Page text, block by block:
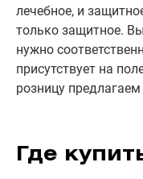
лечебное, и
только защитное.
нужно
присутствует на
розницу
Где